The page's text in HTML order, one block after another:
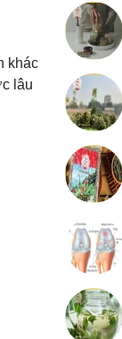
khác
lâu